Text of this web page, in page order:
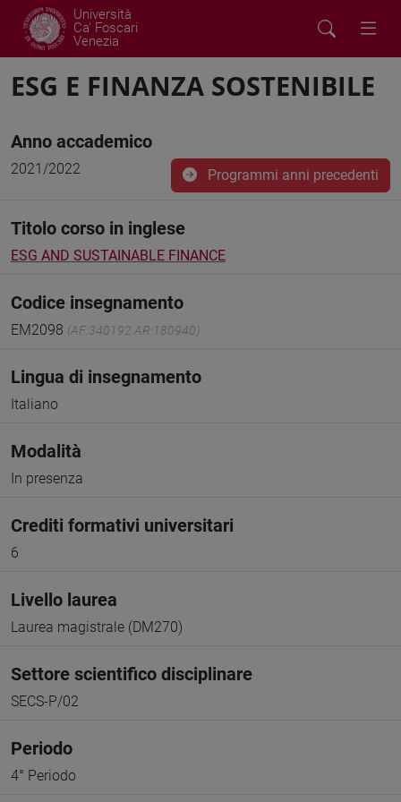
Università
Ca' Foscari
Venezia
ESG E FINANZA SOSTENIBILE
Anno accademico
2021/2022 Programmi anni precedenti
Titolo corso in inglese
ESG AND SUSTAINABLE FINANCE
Codice insegnamento
EM2098 (AF:340192 AR:180940)
Lingua di insegnamento
Italiano
Modalità
In presenza
Crediti formativi universitari
6
Livello laurea
Laurea magistrale (DM270)
Settore scientifico disciplinare
SECS-P/02
Periodo
4° Periodo